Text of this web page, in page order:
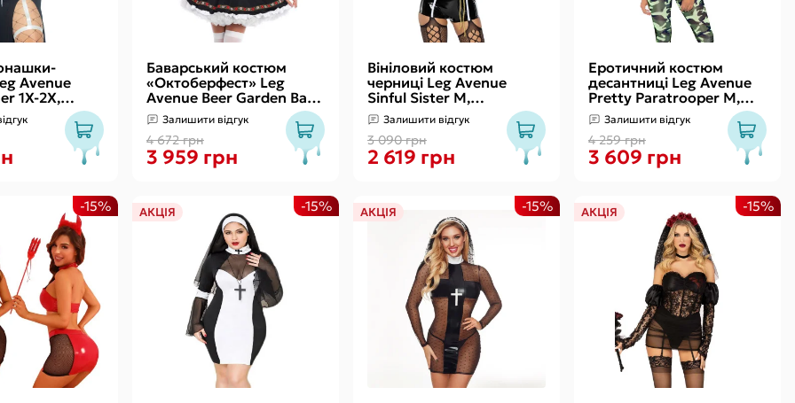
Подушки для сексу
Avenue
1X-2X,
убір,
Баварський костюм
«Октоберфест» Leg
Avenue Beer Garden Babe
M Залишити відгук
4 672 грн
3 959 грн
Вініловий костюм
черниці Leg Avenue
Sinful Sister M,
комбінезон, комір, пояс,
головний убір
Залишити відгук
3 090 грн
2 619 грн
Еротичний костюм
десантниці Leg Avenue
Pretty Paratrooper M,
комбінезон, портупея
Залишити відгук
4 259 грн
3 609 грн
-15% АКЦІЯ -15% АКЦІЯ -15% АКЦІЯ -15%